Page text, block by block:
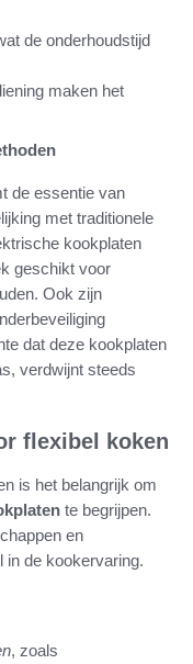
de onderhoudstijd
maken het
de essentie van
met traditionele
kookplaten
geschikt voor
Ook zijn
dat deze kookplaten
verdwijnt steeds
flexibel koken
is het belangrijk om
te begrijpen.
en
in de kookervaring.
, zoals